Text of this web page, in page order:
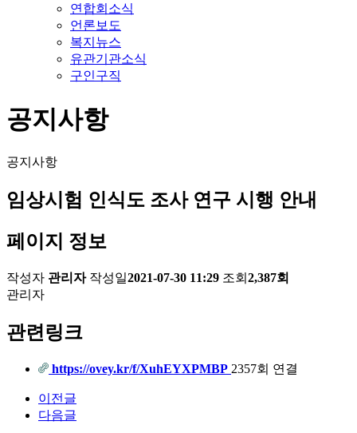
연합회소식
언론보도
복지뉴스
유관기관소식
구인구직
공지사항
공지사항
임상시험 인식도 조사 연구 시행 안내
페이지 정보
작성자 관리자 작성일2021-07-30 11:29 조회 2,387회
관리자
관련링크
https://ovey.kr/f/XuhEYXPMBP 2357회 연결
이전글
다음글